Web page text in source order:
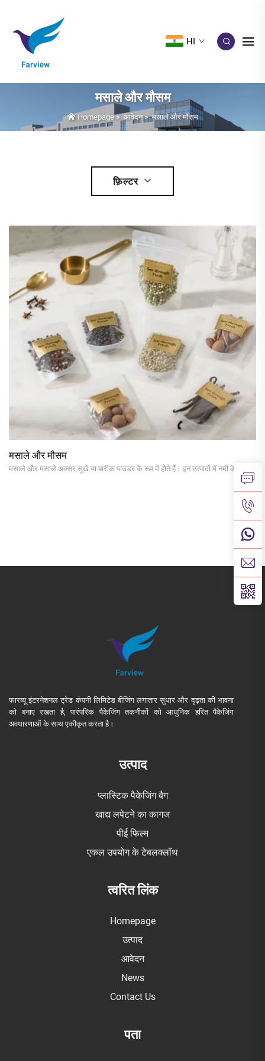
HI
मसाले और मौसम
Homepage> आवेदन>मसाले और मौसम
फ़िल्टर
मसाले और मौसम
मसाले और मसाले अक्सर सूखे या बारीक पाउडर के रूप में होते हैं। इन उत्पादों में नमी के कारण
गांठें बनने की संभावना होती है, ऑक्सीकरण के कारण उनकी सुगंध खो जाती है, और गंध दूषण से
फारव्यू इंटरनेशनल ट्रेड कंपनी लिमिटेड बीजिंग लगातार सुधार और दृढ़ता की भावना
को बनाए रखता है, पारंपरिक पैकेजिंग तकनीकों को आधुनिक हरित पैकेजिंग
अवधारणाओं के साथ एकीकृत करता है।
उत्पाद
प्लास्टिक पैकेजिंग बैग
खाद्य लपेटने का कागज
पीई फिल्म
एकल उपयोग के टेबलक्लॉथ
त्वरित लिंक
Homepage
उत्पाद
आवेदन
News
Contact Us
पता